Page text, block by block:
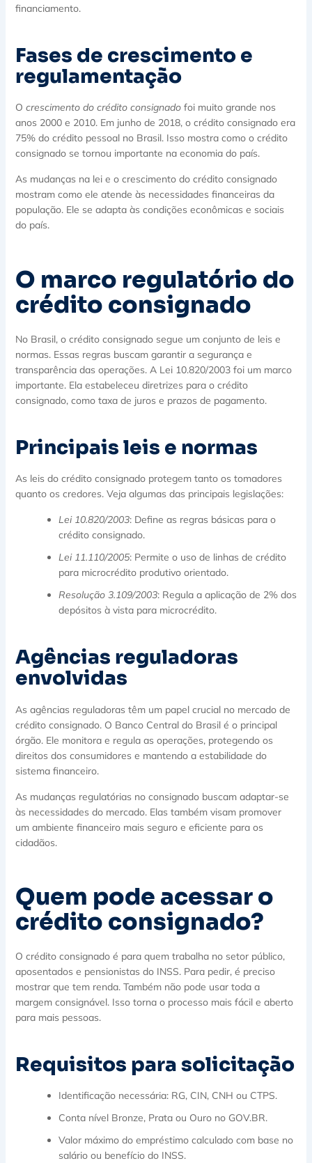
financiamento.
Fases de crescimento e
regulamentação
O crescimento do crédito consignadofoi muito grande nos
anos 2000 e 2010. Em junho de 2018, o crédito consignado era
75% do crédito pessoal no Brasil. Isso mostra como o crédito
consignado se tornou importante na economia do país.
As mudanças na lei e o crescimento do crédito consignado
mostram como ele atende às necessidades financeiras da
população. Ele se adapta às condições econômicas e sociais
do país.
O marco regulatório do
crédito consignado
No Brasil, o crédito consignado segue um conjunto de leis e
normas. Essas regras buscam garantir a segurança e
transparência das operações. A Lei 10.820/2003 foi um marco
importante. Ela estabeleceu diretrizes para o crédito
consignado, como taxa de juros e prazos de pagamento.
Principais leis e normas
As leis do crédito consignado protegem tanto os tomadores
quanto os credores. Veja algumas das principais legislações:
Lei 10.820/2003: Define as regras básicas para o
crédito consignado.
Lei 11.110/2005: Permite o uso de linhas de crédito
para microcrédito produtivo orientado.
Resolução 3.109/2003: Regula a aplicação de 2% dos
depósitos à vista para microcrédito.
Agências reguladoras
envolvidas
As agências reguladoras têm um papel crucial no mercado de
crédito consignado. O Banco Central do Brasil é o principal
órgão. Ele monitora e regula as operações, protegendo os
direitos dos consumidores e mantendo a estabilidade do
sistema financeiro.
As mudanças regulatórias no consignado buscam adaptar-se
às necessidades do mercado. Elas também visam promover
um ambiente financeiro mais seguro e eficiente para os
cidadãos.
Quem pode acessar o
crédito consignado?
O crédito consignado é para quem trabalha no setor público,
aposentados e pensionistas do INSS. Para pedir, é preciso
mostrar que tem renda. Também não pode usar toda a
margem consignável. Isso torna o processo mais fácil e aberto
para mais pessoas.
Requisitos para solicitação
Identificação necessária: RG, CIN, CNH ou CTPS.
Conta nível Bronze, Prata ou Ouro no GOV.BR.
Valor máximo do empréstimo calculado com base no
salário ou benefício do INSS.